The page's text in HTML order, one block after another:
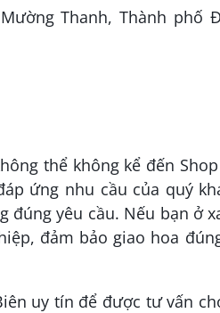
Thanh, Thành phố
thể không kể đến
ứng nhu cầu của quý
yêu cầu. Nếu bạn ở
đảm bảo giao hoa
uy tín để được tư vấn